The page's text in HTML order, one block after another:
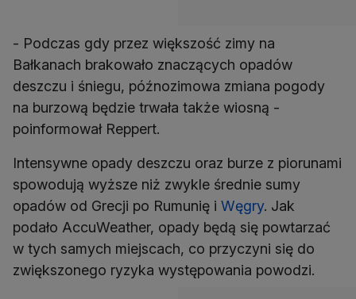
- Podczas gdy przez większość zimy na
Bałkanach brakowało znaczących opadów
deszczu i śniegu, późnozimowa zmiana pogody
na burzową będzie trwała także wiosną -
poinformował Reppert.
Intensywne opady deszczu oraz burze z piorunami
spowodują wyższe niż zwykle średnie sumy
opadów od Grecji po Rumunię i Węgry. Jak
podało AccuWeather, opady będą się powtarzać
w tych samych miejscach, co przyczyni się do
zwiększonego ryzyka występowania powodzi.